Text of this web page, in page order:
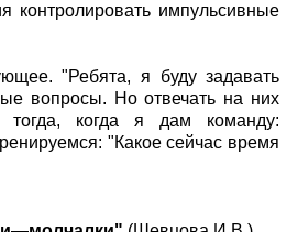
контролировать импульсивные
"Ребята, я буду задавать
вопросы. Но отвечать на них
тогда, когда я дам команду:
"Какое сейчас время